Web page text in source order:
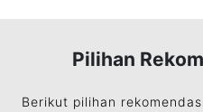
Pilihan
Berikut pilihan